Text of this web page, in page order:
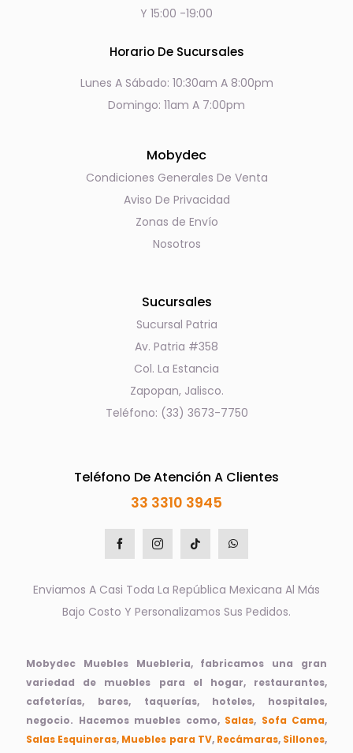
Y 15:00 -19:00
Horario De Sucursales
Lunes A Sábado: 10:30am A 8:00pm
Domingo: 11am A 7:00pm
Mobydec
Condiciones Generales De Venta
Aviso De Privacidad
Zonas de Envío
Nosotros
Sucursales
Sucursal Patria
Av. Patria #358
Col. La Estancia
Zapopan, Jalisco.
Teléfono: (33) 3673-7750
Teléfono De Atención A Clientes
33 3310 3945
Enviamos A Casi Toda La República Mexicana Al Más
Bajo Costo Y Personalizamos Sus Pedidos.
Mobydec Muebles Muebleria, fabricamos una gran
variedad de muebles para el hogar, restaurantes,
cafeterías, bares, taquerías, hoteles, hospitales,
negocio. Hacemos muebles como, Salas, Sofa Cama,
Salas Esquineras, Muebles para TV, Recámaras, Sillones,